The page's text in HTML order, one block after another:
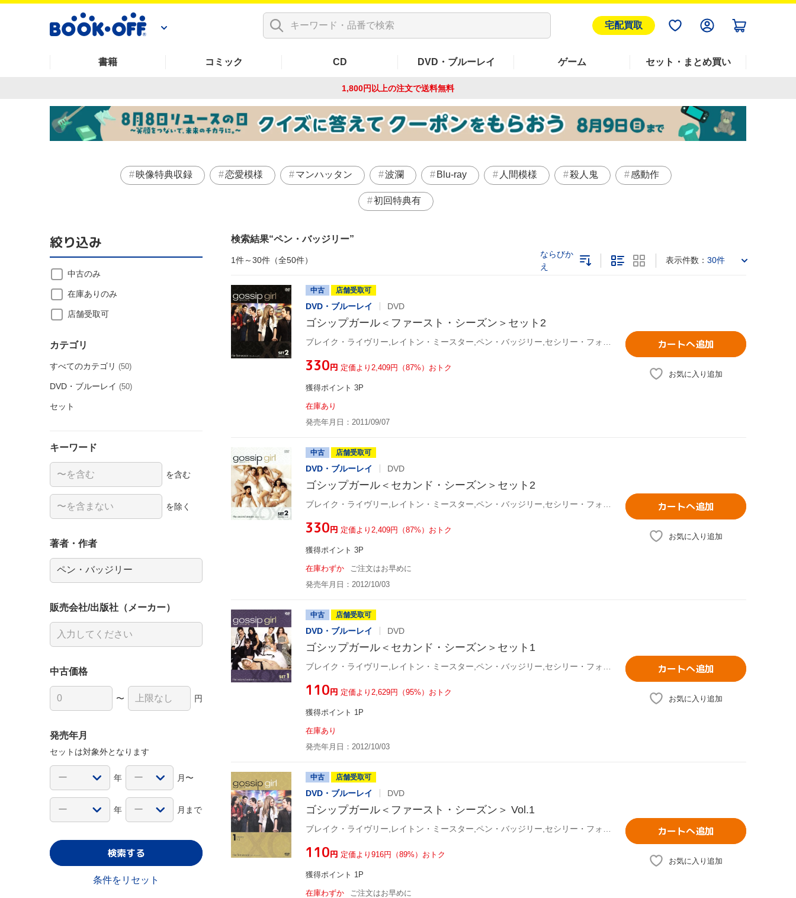
宅配買取
書籍 コミック CD DVD・ブルーレイ ゲーム セット・まとめ買い
1,800円以上の注文で送料無料
映像特典収録 恋愛模様 マンハッタン 波瀾 Blu-ray 人間模様 殺人鬼 感動作
初回特典有
検索結果 ペン・バッジリー
1件～30件（全50件）
ならびか
え
表示件数： 30件
中古 店舗受取可
DVD・ブルーレイ DVD
ゴシップガール＜ファースト・シーズン＞セット2
¥330円 定価より2,409円（87%）おトク
獲得ポイント 3P
在庫あり
発売年月日：2011/09/07
カートへ追加
お気に入り追加
中古 店舗受取可
DVD・ブルーレイ DVD
ゴシップガール＜セカンド・シーズン＞セット2
¥330円 定価より2,409円（87%）おトク
獲得ポイント 3P
在庫わずか
ご注文はお早めに
発売年月日：2012/10/03
カートへ追加
お気に入り追加
中古 店舗受取可
DVD・ブルーレイ DVD
ゴシップガール＜セカンド・シーズン＞セット1
¥110円 定価より2,629円（95%）おトク
獲得ポイント 1P
在庫あり
発売年月日：2012/10/03
カートへ追加
お気に入り追加
中古 店舗受取可
DVD・ブルーレイ DVD
ゴシップガール＜ファースト・シーズン＞ Vol.1
¥110円 定価より916円（89%）おトク
獲得ポイント 1P
在庫わずか
ご注文はお早めに
カートへ追加
お気に入り追加
絞り込み
中古のみ
在庫ありのみ
店舗受取可
カテゴリ
すべてのカテゴリ (50)
DVD・ブルーレイ (50)
セット
キーワード
を含む
を除く
著者・作者
販売会社/出版社（メーカー）
中古価格
〜 円
発売年月
セットは対象外となります
年 月〜
年 月まで
検索する
条件をリセット